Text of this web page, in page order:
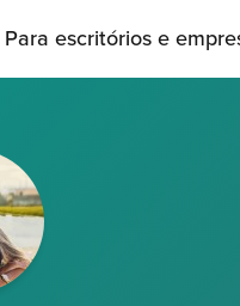
Para escritórios e